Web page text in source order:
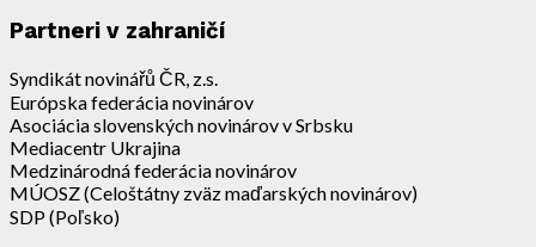
Partneri v zahraničí
Syndikát novinářů ČR, z.s.
Európska federácia novinárov
Asociácia slovenských novinárov v Srbsku
Mediacentr Ukrajina
Medzinárodná federácia novinárov
MÚOSZ (Celoštátny zväz maďarských novinárov)
SDP (Poľsko)